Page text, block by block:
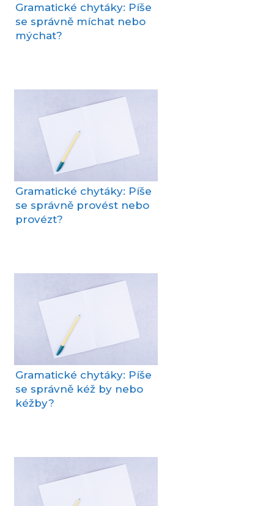
Gramatické chytáky: Píše
se správně míchat nebo
mýchat?
Gramatické chytáky: Píše
se správně provést nebo
provézt?
Gramatické chytáky: Píše
se správně kéž by nebo
kéžby?